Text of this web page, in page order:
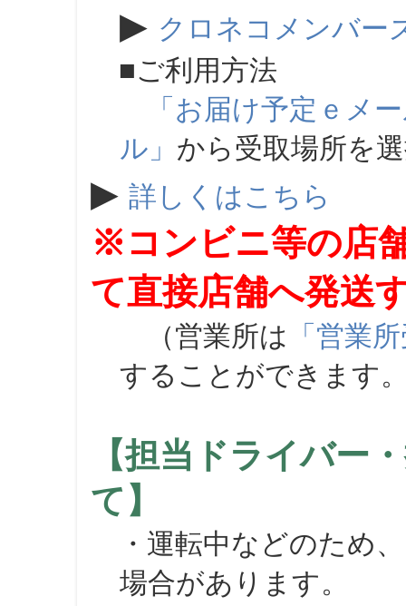
▶ クロネコメンバー
■ご利用方法
「お届け予定ｅメ
ル」 から受取場所を
▶ 詳しくはこちら
※コンビニ等の店
て直接店舗へ発送
（営業所は 「営業
することができます
【担当ドライバー
て】
・運転中などのため
場合があります。